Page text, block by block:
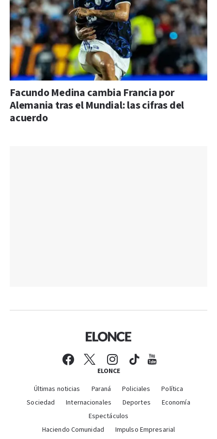
Facundo Medina cambia Francia por
Alemania tras el Mundial: las cifras del
acuerdo
ELONCE
Últimas noticias Paraná Policiales
Política
Sociedad
Internacionales Deportes
Economía
Espectáculos
Haciendo Comunidad
Impulso Empresarial